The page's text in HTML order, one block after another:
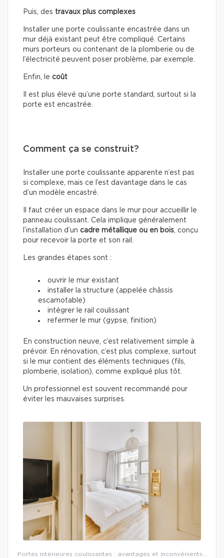
Puis, des travaux plus complexes
Installer une porte coulissante encastrée dans un
mur déjà existant peut être compliqué. Certains
murs porteurs ou contenant de la plomberie ou de
l’électricité peuvent poser problème, par exemple.
Enfin, le coût
Il est plus élevé qu’une porte standard, surtout si la
porte est encastrée.
Comment ça se construit?
Installer une porte coulissante apparente n’est pas
si complexe, mais ce l’est davantage dans le cas
d’un modèle encastré.
Il faut créer un espace dans le mur pour accueillir le
panneau coulissant. Cela implique généralement
l’installation d’un cadre métallique ou en bois , conçu
pour recevoir la porte et son rail.
Les grandes étapes sont :
ouvrir le mur existant
installer la structure (appelée châssis
escamotable)
intégrer le rail coulissant
refermer le mur (gypse, finition)
En construction neuve, c’est relativement simple à
prévoir. En rénovation, c’est plus complexe, surtout
si le mur contient des éléments techniques (fils,
plomberie, isolation), comme expliqué plus tôt.
Un professionnel est souvent recommandé pour
éviter les mauvaises surprises.
Portes intérieures coulissantes : avantages et inconvénients…